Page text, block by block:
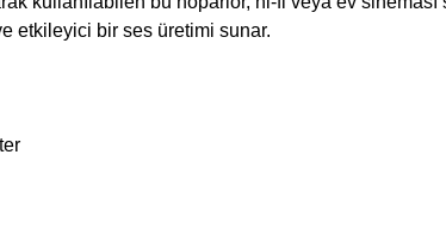
etkileyici bir ses üretimi sunar.